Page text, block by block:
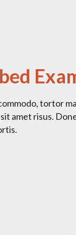
tortor
amet risus.